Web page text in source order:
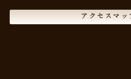
アクセスマッ